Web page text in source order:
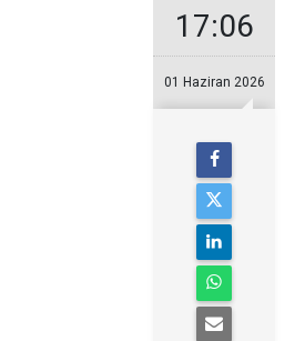
17:06
01 Haziran 2026